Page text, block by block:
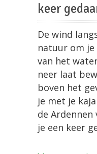
keer
De wind
natuur om je
van het
neer laat
boven het
je met je
de Ardennen
je een keer